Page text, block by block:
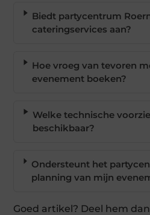
Biedt partycentrum
cateringservices aan?
Hoe vroeg van tevoren
evenement boeken?
Welke technische
beschikbaar?
Ondersteunt het
planning van mijn
Goed artikel? Deel hem